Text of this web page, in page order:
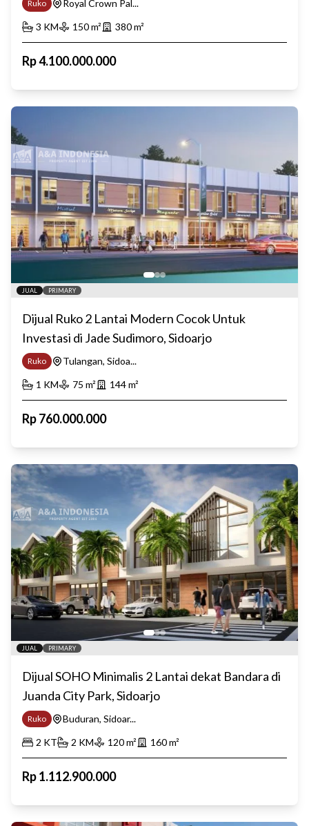
Ruko
Royal Crown Pal...
3 KM 150m² 380m²
Rp4.100.000.000
JUAL PRIMARY
Dijual Ruko 2 Lantai Modern Cocok Untuk
Investasi di Jade Sudimoro, Sidoarjo
Ruko
Tulangan, Sidoa...
1 KM 75 m² 144m²
Rp760.000.000
JUAL PRIMARY
Dijual SOHO Minimalis 2 Lantai dekat Bandara di
Juanda City Park, Sidoarjo
Ruko
Buduran, Sidoar...
2 KT 2 KM 120m² 160m²
Rp1.112.900.000